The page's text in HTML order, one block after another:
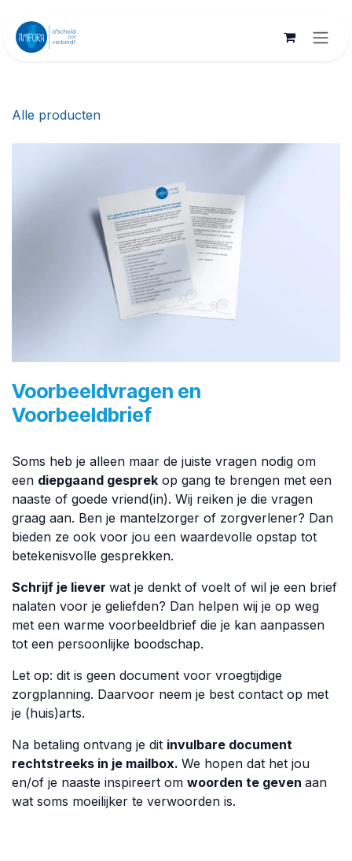
Alle producten
Voorbeeldvragen en
Voorbeeldbrief
Soms heb je alleen maar de juiste vragen nodig om
een diepgaand gesprek op gang te brengen met een
naaste of goede vriend(in). Wij reiken je die vragen
graag aan. Ben je mantelzorger of zorgverlener? Dan
bieden ze ook voor jou een waardevolle opstap tot
betekenisvolle gesprekken.
Schrijf je liever wat je denkt of voelt of wil je een brief
nalaten voor je geliefden? Dan helpen wij je op weg
met een warme voorbeeldbrief die je kan aanpassen
tot een persoonlijke boodschap.
Let op: dit is geen document voor vroegtijdige
zorgplanning. Daarvoor neem je best contact op met
je (huis)arts.
Na betaling ontvang je dit invulbare document
rechtstreeks in je mailbox. We hopen dat het jou
en/of je naaste inspireert om woorden te geven aan
wat soms moeilijker te verwoorden is.